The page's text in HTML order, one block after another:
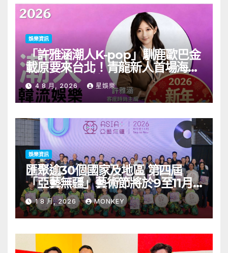
娛樂資訊
「許雅涵潮人K-pop」馴鹿歐巴金
載原要來台北！青龍新人首場海外
見面會8/9開搶
4 8 月, 2026 星娛樂
娛樂資訊
匯聚逾30個國家及地區 第四屆
「亞藝無疆」藝術節將於9至11月
舉行 開幕節目《三角演義》音樂會
演出陣容包括王雙駿夥拍恭碩良 聯
同來自蒙古的Uuhai、韓國的
KARDI和泰國的KIKI震懾舞台
1 8 月, 2026 MONKEY